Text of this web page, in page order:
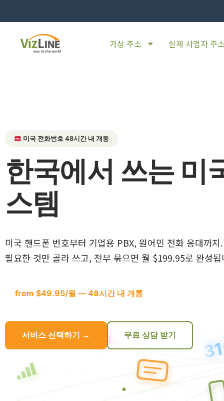
가상 주소 실제 사업자 주
미국 전화번호 48시간 내 개통
한국에서 쓰는 미
스템
미국 핸드폰 번호부터 기업용 PBX, 원어민 전화 응대까지.
필요한 것만 골라 쓰고, 전부 묶으면 월 $199.95로 완성
from $49.95/월 — 48시간 내 개통
서비스 선택하기 → 무료 상담 받기